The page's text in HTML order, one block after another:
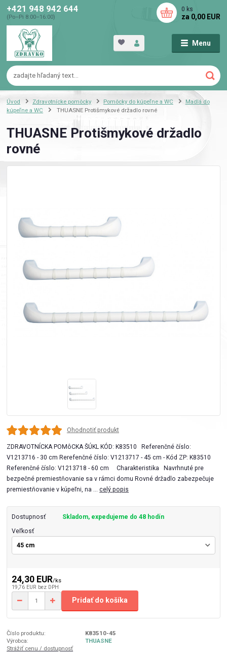
Menu
+421 948 942 644
(Po–Pi 8:00–16:00)
0 ks
za 0,00 EUR
Úvod Zdravotnícke pomôcky Pomôcky do kúpeľne a WC
Madlá do
kúpeľne a WC
THUASNE Protišmykové držadlo rovné
THUASNE Protišmykové držadlo
rovné
Ohodnotiť produkt
ZDRAVOTNÍCKA POMôCKA ŠÚKL KÓD: K83510 Referenčné číslo:
V1213716 - 30 cm Rerefenčné číslo: V1213717 - 45 cm - Kód ZP: K83510
Referenčné číslo: V1213718 - 60 cm Charakteristika Navrhnuté pre
bezpečné premiestňovanie sa v rámci domu Rovné držadlo zabezpečuje
premiestňovanie v kúpeľni, na ...celý popis
Dostupnosť Skladom, expedujeme do 48 hodín
Veľkosť
24,30 EUR/ks
19,76 EUR bez DPH
Pridať do košíka
Číslo produktu:
K83510-45
Výrobca:
THUASNE
Strážiť cenu / dostupnosť